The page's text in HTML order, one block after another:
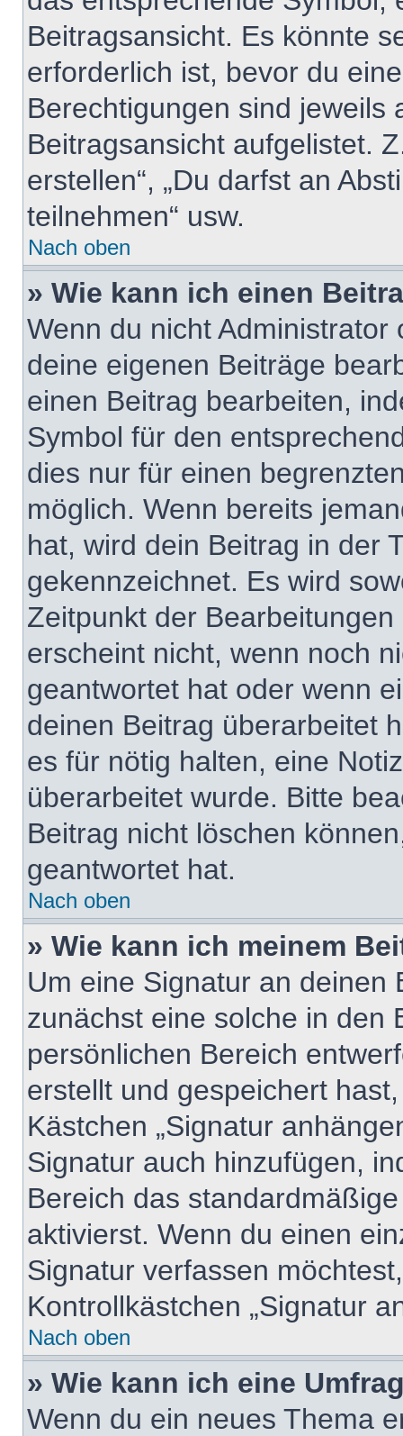
Beitragsansicht. Es könnte
erforderlich ist, bevor du
Berechtigungen sind jeweils
Beitragsansicht aufgelistet.
erstellen“, „Du darfst an
teilnehmen“ usw.
Nach oben
» Wie kann ich einen
Wenn du nicht
deine eigenen Beiträge
einen Beitrag bearbeiten,
Symbol für den
dies nur für einen
möglich. Wenn bereits
hat, wird dein Beitrag in der
gekennzeichnet. Es wird
Zeitpunkt der
erscheint nicht, wenn noch
geantwortet hat oder wenn
deinen Beitrag überarbeitet
es für nötig halten, eine
überarbeitet wurde. Bitte
Beitrag nicht löschen
geantwortet hat.
Nach oben
» Wie kann ich meinem
Um eine Signatur an deinen
zunächst eine solche in den
persönlichen Bereich
erstellt und gespeichert
Kästchen „Signatur
Signatur auch hinzufügen,
Bereich das
aktivierst. Wenn du einen
Signatur verfassen
Kontrollkästchen „Signatur
Nach oben
» Wie kann ich eine
Wenn du ein neues Thema